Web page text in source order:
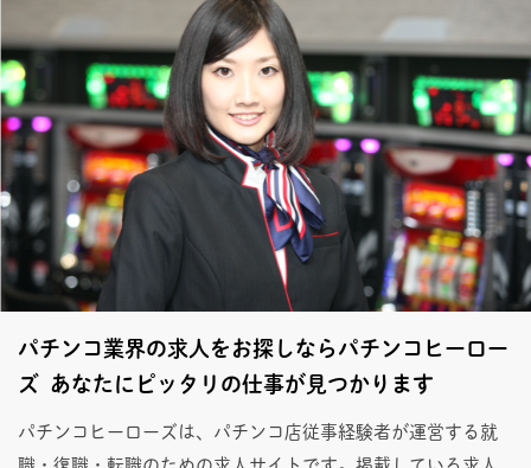
パチンコ業界の求人をお探しならパチンコヒーロー
ズ あなたにピッタリの仕事が見つかります
パチンコヒーローズは、パチンコ店従事経験者が運営する就